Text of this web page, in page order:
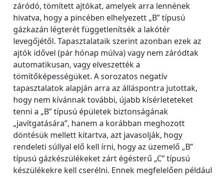
záródó, tömített ajtókat, amelyek arra lennének
hivatva, hogy a pincében elhelyezett „B” típusú
gázkazán légterét függetlenítsék a lakótér
levegőjétől. Tapasztalataik szerint azonban ezek az
ajtók idővel (pár hónap múlva) vagy nem záródtak
automatikusan, vagy elveszették a
tömítőképességüket. A sorozatos negatív
tapasztalatok alapján arra az álláspontra jutottak,
hogy nem kívánnak további, újabb kísérleteteket
tenni a „B” típusú épületek biztonságának
„javítgatására”, hanem a korábban meghozott
döntésük mellett kitartva, azt javasolják, hogy
rendeleti súllyal elő kell írni, hogy az üzemelő „B”
típusú gázkészülékeket zárt égésterű „C” típusú
készülékekre kell cserélni. Ennek megfelelően például